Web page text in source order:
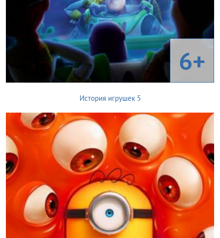
6+
История игрушек 5